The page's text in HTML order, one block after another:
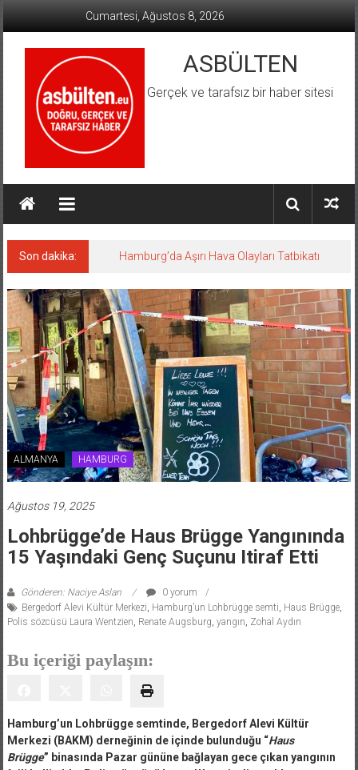
Cumartesi, Ağustos 8, 2026
ASBÜLTEN
Gerçek ve tarafsız bir haber sitesi
Son dakika: Hamburg’da Aşırı Hava Olayları Tatbikatı
ALMANYA HAMBURG
Ağustos 19, 2025
Lohbrügge’de Haus Brügge Yangınında
15 Yaşındaki Genç Suçunu Itiraf Etti
Gönderen: Naciye Aslan
0 yorum
Bergedorf Alevi Kültür Merkezi Hamburg’un Lohbrügge semti Haus Brügge,
Polis sözcüsü Laura Wentzien Renate Augsburg yangın Zohal Aydın
Bu içeriği paylaşın:
Hamburg’un Lohbrügge semtinde, Bergedorf Alevi Kültür
Merkezi (BAKM) derneğinin de içinde bulunduğu “Haus
Brügge” binasında Pazar gününe bağlayan gece çıkan yangının